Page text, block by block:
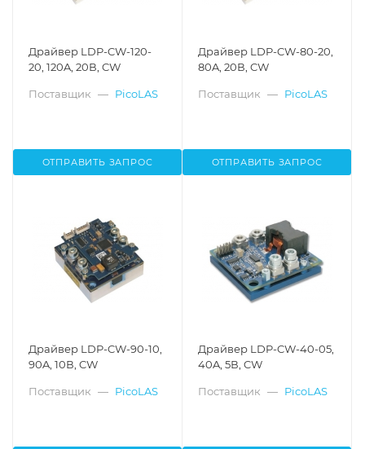
Драйвер LDP-CW-120-
20, 120A, 20В, CW
Поставщик — PicoLAS
ОТПРАВИТЬ ЗАПРОС
Драйвер LDP-CW-80-20,
80A, 20В, CW
Поставщик — PicoLAS
ОТПРАВИТЬ ЗАПРОС
Драйвер LDP-CW-90-10,
90A, 10В, CW
Поставщик — PicoLAS
Драйвер LDP-CW-40-05,
40A, 5В, CW
Поставщик — PicoLAS